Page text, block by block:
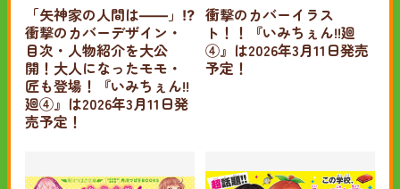
「矢神家の人間は――」⁉
衝撃のカバーデザイン・
目次・人物紹介を大公
開！大人になったモモ・
匠も登場！『いみちぇん!!
廻④』は2026年3月11日発
売予定！
衝撃のカバーイラス
ト！！『いみちぇん!!廻
④』は2026年3月11日発売
予定！